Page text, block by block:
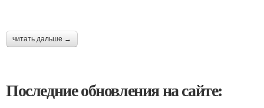
читать дальше →
Последние обновления на сайте: